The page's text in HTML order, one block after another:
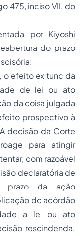
475, inciso VII, do
por Kiyoshi
do prazo
o efeito ex tunc da
de lei ou ato
da coisa julgada
prospectivo à
decisão da Corte
para atingir
com razoável
declaratória de
prazo da ação
do acórdão
a lei ou ato
rescindenda.